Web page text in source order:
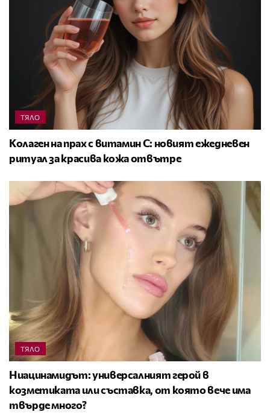
ТЯЛО
Колаген на прах с витамин C: новият ежедневен
ритуал за красива кожа отвътре
ТЯЛО
Ниацинамидът: универсалният герой в
козметиката или съставка, от която вече има
твърде много?